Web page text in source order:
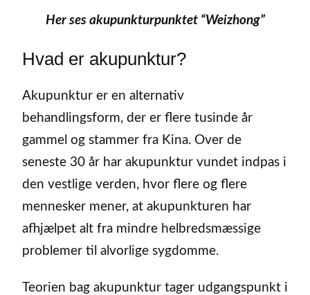
Her ses akupunkturpunktet “Weizhong”
Hvad er akupunktur?
Akupunktur er en alternativ
behandlingsform, der er flere tusinde år
gammel og stammer fra Kina. Over de
seneste 30 år har akupunktur vundet indpas i
den vestlige verden, hvor flere og flere
mennesker mener, at akupunkturen har
afhjælpet alt fra mindre helbredsmæssige
problemer til alvorlige sygdomme.
Teorien bag akupunktur tager udgangspunkt i